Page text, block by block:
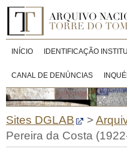
INÍCIO IDENTIFICAÇÃO
CANAL DE DENÚNCIAS
Sites DGLAB >
Pereira da Costa